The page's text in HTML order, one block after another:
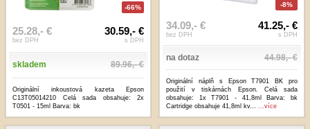
-66%
25.28,- €
bez DPH
30.59,- €
s DPH
skladem 89.96,- €
Originální inkoustová kazeta Epson
C13T05014210 Celá sada obsahuje: 2x
T0501 - 15ml Barva: bk
-8%
34.09,- €
bez DPH
41.25,- €
s DPH
na dotaz 44.98,- €
Originální náplň s Epson T7901 BK pro
použití v tiskárnách Epson. Celá sada
obsahuje: 1x T7901 - 41,8ml Barva: bk
Cartridge obsahuje 41,8ml kv... ...více